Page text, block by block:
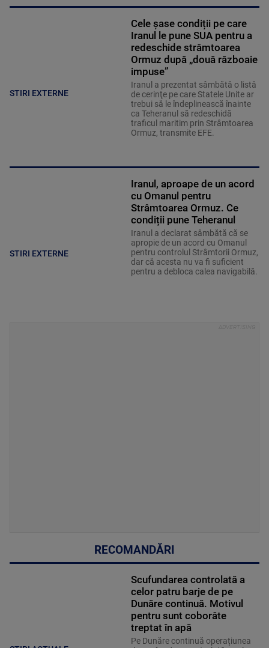
STIRI EXTERNE
Cele șase condiții pe care
Iranul le pune SUA pentru a
redeschide strâmtoarea
Ormuz după „două războaie
impuse”
Iranul a prezentat sâmbătă o listă
de cerinţe pe care Statele Unite ar
trebui să le îndeplinească înainte
ca Teheranul să redeschidă
traficul maritim prin Strâmtoarea
Ormuz, transmite EFE.
STIRI EXTERNE
Iranul, aproape de un acord
cu Omanul pentru
Strâmtoarea Ormuz. Ce
condiții pune Teheranul
Iranul a declarat sâmbătă că se
apropie de un acord cu Omanul
pentru controlul Strâmtorii Ormuz,
dar că acesta nu va fi suficient
pentru a debloca calea navigabilă.
RECOMANDĂRI
Scufundarea controlată a
celor patru barje de pe
Dunăre continuă. Motivul
pentru sunt coborâte
treptat în apă
Pe Dunăre continuă operațiunea